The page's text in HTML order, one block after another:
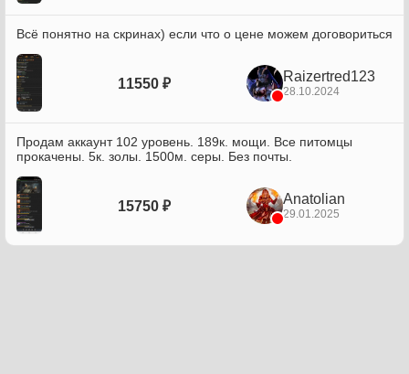
Всё понятно на скринах) если что о цене можем договориться
11550 ₽ Raizertred123
28.10.2024
Продам аккаунт 102 уровень. 189к. мощи. Все питомцы
прокачены. 5к. золы. 1500м. серы. Без почты.
15750 ₽ Anatolian
29.01.2025